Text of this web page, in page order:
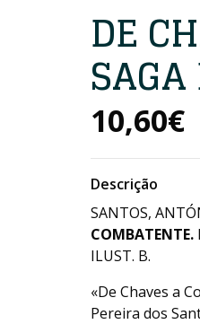
DE
10,60€
Descrição
SANTOS,
COMBATENTE.
ILUST. B.
«De Chaves a
Pereira dos